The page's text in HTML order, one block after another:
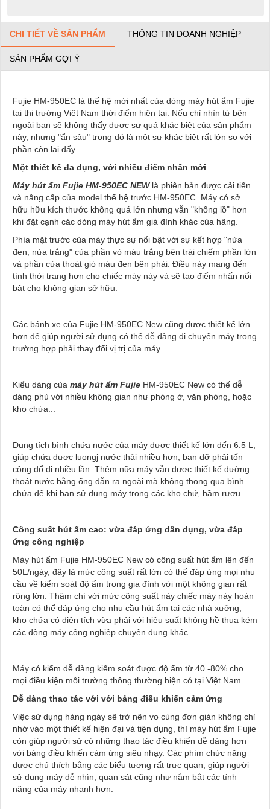
CHI TIẾT VỀ SẢN PHẨM THÔNG TIN DOANH NGHIỆP
SẢN PHẨM GỢI Ý
Fujie HM-950EC là thế hệ mới nhất của dòng máy hút ẩm Fujie
tại thị trường Việt Nam thời điểm hiện tại. Nếu chỉ nhìn từ bên
ngoài bạn sẽ không thấy được sự quá khác biệt của sản phẩm
này, nhưng "ẩn sâu" trong đó là một sự khác biệt rất lớn so với
phần còn lại đấy.
Một thiết kế đa dụng, với nhiều điểm nhấn mới
Máy hút ẩm Fujie HM-950EC NEWlà phiên bản được cải tiển
và nâng cấp của model thế hệ trước HM-950EC. Máy có sở
hữu hữu kích thước không quá lớn nhưng vẫn "khổng lồ" hơn
khi đặt cạnh các dòng máy hút ẩm giá đình khác của hãng.
Phía mặt trước của máy thực sự nổi bật với sự kết hợp "nửa
đen, nửa trắng" của phần vỏ màu trắng bên trái chiếm phần lớn
và phần cửa thoát gió màu đen bên phải. Điều này mang đến
tính thời trang hơn cho chiếc máy này và sẽ tạo điểm nhấn nổi
bật cho không gian sở hữu.
Các bánh xe của Fujie HM-950EC New cũng được thiết kế lớn
hơn để giúp người sử dụng có thế dễ dàng di chuyển máy trong
trường hợp phải thay đổi vị trị của máy.
Kiểu dáng của máy hút ẩm Fujie HM-950EC New có thế dễ
dàng phù với nhiều không gian như phòng ở, văn phòng, hoặc
kho chứa...
Dung tích bình chứa nước của máy được thiết kế lớn đến 6.5 L,
giúp chứa được luongj nước thải nhiều hơn, bạn đỡ phải tốn
công đổ đi nhiều lần. Thêm nữa máy vẫn được thiết kế đường
thoát nước bằng ống dẫn ra ngoài mà không thong qua bình
chứa để khi bạn sử dụng máy trong các kho chứ, hầm rượu...
Công suất hút ẩm cao: vừa đáp ứng dân dụng, vừa đáp
ứng công nghiệp
Máy hút ẩm Fujie HM-950EC New có công suất hút ẩm lên đến
50L/ngày, đây là mức công suất rất lớn có thế đáp ứng mọi nhu
cầu về kiểm soát độ ẩm trong gia đình với một không gian rất
rộng lớn. Thậm chí với mức công suất này chiếc máy này hoàn
toàn có thể đáp ứng cho nhu cầu hút ẩm tại các nhà xưởng,
kho chứa có diện tích vừa phải với hiệu suất không hề thua kém
các dòng máy công nghiệp chuyên dụng khác.
Máy có kiểm dễ dàng kiểm soát được độ ẩm từ 40 -80% cho
mọi điều kiện môi trường thông thường hiện có tại Việt Nam.
Dễ dàng thao tác với với bảng điều khiển cảm ứng
Việc sử dụng hàng ngày sẽ trở nên vo cùng đơn giản không chỉ
nhờ vào một thiết kế hiện đại và tiện dụng, thì máy hút ẩm Fujie
còn giúp người sử có những thao tác điều khiển dễ dàng hơn
với bảng điều khiển cảm ứng siêu nhạy. Các phím chức năng
được chú thích bằng các biểu tượng rất trực quan, giúp người
sử dụng máy dễ nhìn, quan sát cũng như nắm bắt các tính
năng của máy nhanh hơn.